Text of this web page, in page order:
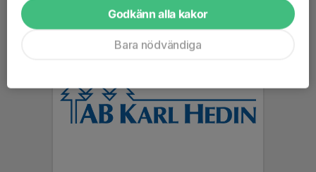
Godkänn alla kakor
Bara nödvändiga